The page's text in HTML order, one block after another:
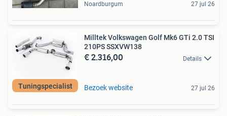
Noardburgum 27 jul 26
Tuningspecialist
Milltek Volkswagen Golf Mk6 GTi 2.0 TSI
210PS SSXVW138
€ 2.316,00 Details
Bezoek website 27 jul 26